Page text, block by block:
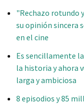
"Rechazo rotundo
su opinión sincera
en el cine
Es sencillamente
la historia y ahora
larga y ambiciosa
8 episodios y 85